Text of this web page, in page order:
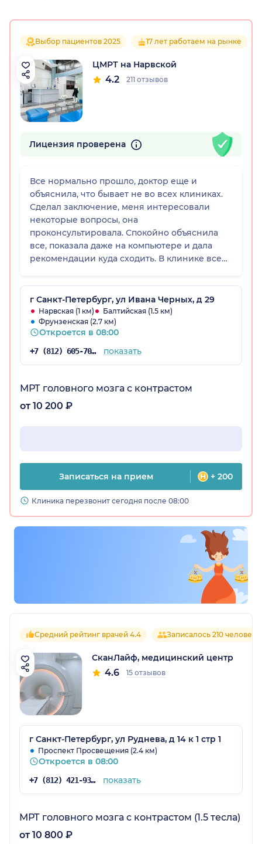
Выбор пациентов 2025 17 лет работаем на рынке
ЦМРТ на Нарвской
4.2 211 отзывов
Лицензия проверена
Все нормально прошло, доктор еще и
объяснила, что бывает не во всех клиниках.
Сделал заключение, меня интересовали
некоторые вопросы, она
проконсультировала. Спокойно объяснила
все, показала даже на компьютере и дала
рекомендации куда сходить. В клинике все
г Санкт-Петербург, ул Ивана Черных, д 29
Нарвская (1 км)
Балтийская (1.5 км)
Фрунзенская (2.7 км)
Откроется в 08:00
+7 (812) 605-70-67 показать
МРТ головного мозга с контрастом
от 10 200 ₽
Записаться на прием + 200
Клиника перезвонит сегодня после 08:00
Средний рейтинг врачей 4.4 Записалось 210 человек
СканЛайф, медицинский центр
4.6 15 отзывов
г Санкт-Петербург, ул Руднева, д 14 к 1 стр 1
Проспект Просвещения (2.4 км)
Откроется в 08:00
+7 (812) 421-93-41 показать
МРТ головного мозга с контрастом (1.5 тесла)
от 10 800 ₽